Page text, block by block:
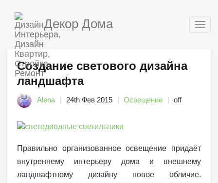
Декор Дома
Создание светового дизайна
ландшафта
Alena 24th Фев 2015 Освещение off
Правильно организованное освещение придаёт
внутреннему интерьеру дома и внешнему
ландшафтному дизайну новое обличие.